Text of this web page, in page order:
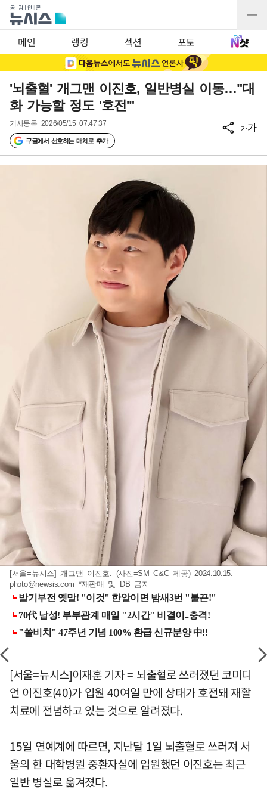
메인 랭킹 섹션 포토
'뇌출혈' 개그맨 이진호, 일반병실 이동…"대
화 가능할 정도 '호전'"
기사등록 2026/05/15 07:47:37
구글에서 선호하는 매체로 추가
가가
[서울=뉴시스] 개그맨 이진호. (사진=SM C&C 제공) 2024.10.15.
photo@newsis.com *재판매 및 DB 금지
[서울=뉴시스]이재훈 기자 = 뇌출혈로 쓰러졌던 코미디
언 이진호(40)가 입원 40여일 만에 상태가 호전돼 재활
치료에 전념하고 있는 것으로 알려졌다.
15일 연예계에 따르면, 지난달 1일 뇌출혈로 쓰러져 서
울의 한 대학병원 중환자실에 입원했던 이진호는 최근
일반 병실로 옮겨졌다.